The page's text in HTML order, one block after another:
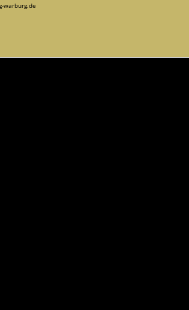
warburg.de